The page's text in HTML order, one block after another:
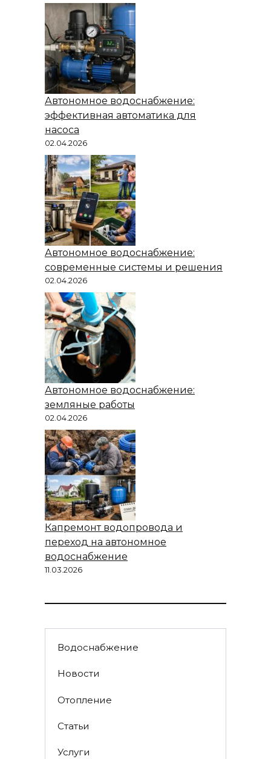
Автономное водоснабжение:
эффективная автоматика для
насоса
02.04.2026
Автономное водоснабжение:
современные системы и решения
02.04.2026
Автономное водоснабжение:
земляные работы
02.04.2026
Капремонт водопровода и
переход на автономное
водоснабжение
11.03.2026
Водоснабжение
Новости
Отопление
Статьи
Услуги